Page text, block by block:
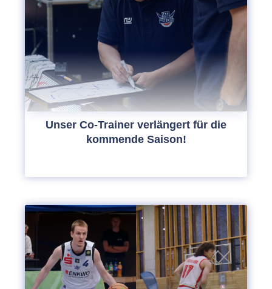
Unser Co-Trainer verlängert für die
kommende Saison!